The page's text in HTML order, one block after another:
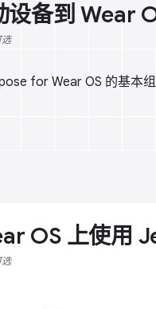
设备到 Wear
选
for Wear OS 的基本组
OS 上使用
选